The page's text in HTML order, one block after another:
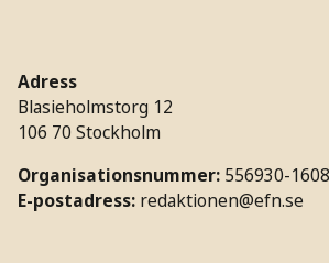
Adress
Blasieholmstorg 12
106 70 Stockholm
Organisationsnummer: 556930-1608
E-postadress: redaktionen@efn.se